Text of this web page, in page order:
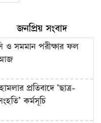
জনপ্রিয় সংবাদ
ও সমমান পরীক্ষার ফল
আজ
প্রতিবাদে ‘ছাত্র-
কর্মসূচি